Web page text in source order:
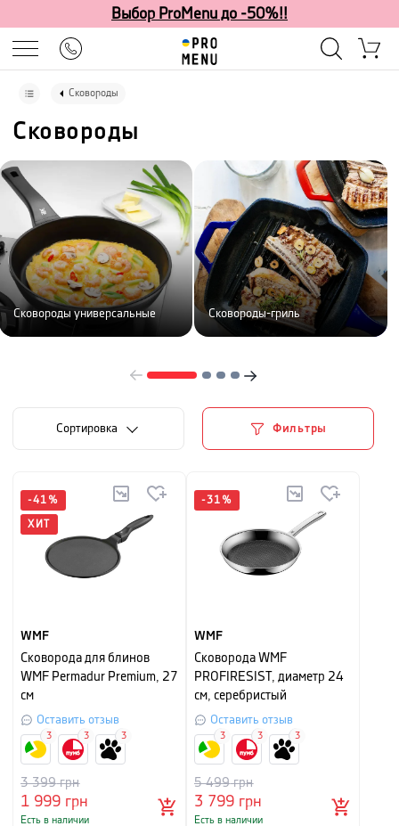
Выбор ProMenu до -50%!!
Сковороды
Сковороды
Сковороды универсальные Сковороды-гриль
Cортировка Фильтры
-41 %
ХИТ
WMF
Сковорода для блинов
WMF Permadur Premium, 27
см
Оставить отзыв
1 999 грн
3 399грн
Есть в наличии
3 3 3
-31 %
WMF
Сковорода WMF
PROFIRESIST, диаметр 24
см, серебристый
Оставить отзыв
3 799 грн
5 499грн
Есть в наличии
3 3 3